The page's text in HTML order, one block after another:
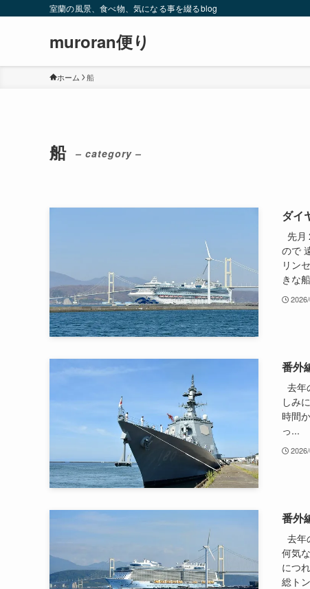
室蘭の風景、食べ物、気になる事を綴るblog
muroran便り
ホーム 船
船 – category –
ダイ
先月
ので
リン
きな
番外
去年
しみ
時間
っ...
番外
去年
何気
につ
総ト